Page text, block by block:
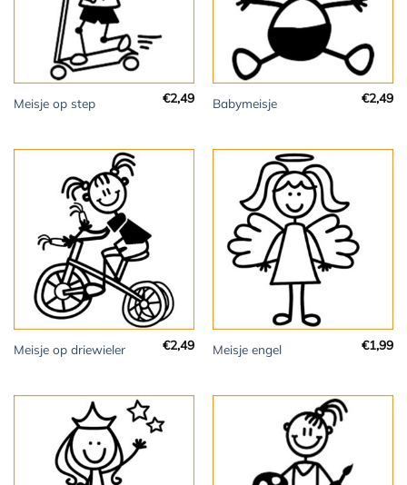
Meisje op step €2,49 Babymeisje €2,49
Meisje op driewieler €2,49 Meisje engel €1,99